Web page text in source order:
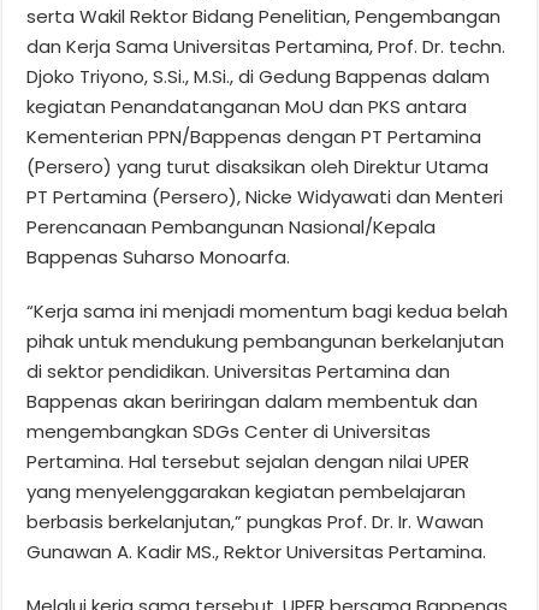
serta Wakil Rektor Bidang Penelitian, Pengembangan
dan Kerja Sama Universitas Pertamina, Prof. Dr. techn.
Djoko Triyono, S.Si., M.Si., di Gedung Bappenas dalam
kegiatan Penandatanganan MoU dan PKS antara
Kementerian PPN/Bappenas dengan PT Pertamina
(Persero) yang turut disaksikan oleh Direktur Utama
PT Pertamina (Persero), Nicke Widyawati dan Menteri
Perencanaan Pembangunan Nasional/Kepala
Bappenas Suharso Monoarfa.
“Kerja sama ini menjadi momentum bagi kedua belah
pihak untuk mendukung pembangunan berkelanjutan
di sektor pendidikan. Universitas Pertamina dan
Bappenas akan beriringan dalam membentuk dan
mengembangkan SDGs Center di Universitas
Pertamina. Hal tersebut sejalan dengan nilai UPER
yang menyelenggarakan kegiatan pembelajaran
berbasis berkelanjutan,” pungkas Prof. Dr. Ir. Wawan
Gunawan A. Kadir MS., Rektor Universitas Pertamina.